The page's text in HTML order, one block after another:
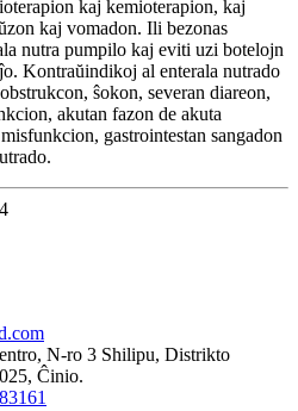
kaj kemioterapion, kaj
kaj vomadon. Ili bezonas
nutra pumpilo kaj eviti uzi botelojn
Kontraŭindikoj al enterala nutrado
ŝokon, severan diareon,
akutan fazon de akuta
gastrointestan sangadon
N-ro 3 Shilipu, Distrikto
Ĉinio.